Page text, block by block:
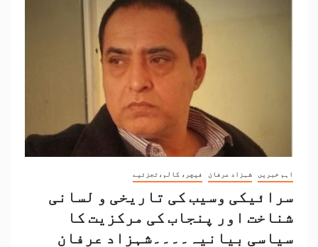
اہم خبریں شہزاد عرفان فیچر، کالم،تجزئیے
سرائیکی وسیب کی تاریخی و لسانی
شناخت اور پنجاب کی مرکزیت کا
سیاسی بیانیہ۔۔۔۔شہزاد عرفان